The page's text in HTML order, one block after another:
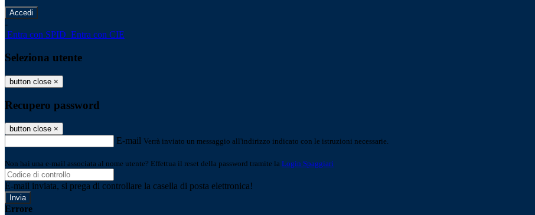
-
Entra con SPID Entra con CIE
Seleziona utente
button close ×
Recupero password
button close ×
E-mail Verrà inviato un messaggio all'indirizzo indicato con le istruzioni necessarie.
Non hai una e-mail associata al nome utente? Effettua il reset della password tramite la Login Spaggiari
E-mail inviata, si prega di controllare la casella di posta elettronica!
Errore